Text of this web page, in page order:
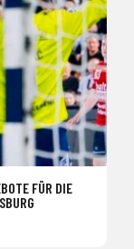
FÜR DIE